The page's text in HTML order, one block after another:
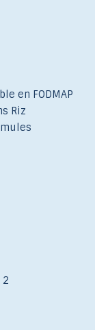
en FODMAP
Riz
2